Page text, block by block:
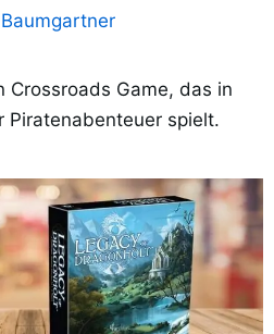
Crossroads Game, das in
Piratenabenteuer spielt.